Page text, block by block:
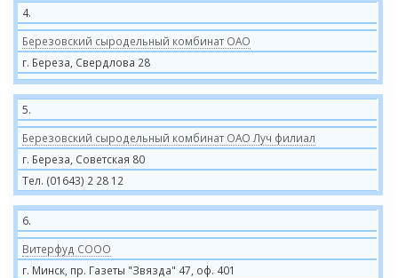
4.
Березовский сыродельный комбинат ОАО
г. Береза, Свердлова 28
5.
Березовский сыродельный комбинат ОАО Луч филиал
г. Береза, Советская 80
Тел. (01643) 2 28 12
6.
Витерфуд СООО
г. Минск, пр. Газеты "Звязда" 47, оф. 401